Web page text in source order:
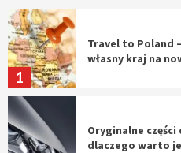
1
Travel to Poland
własny kraj na
Oryginalne
dlaczego warto